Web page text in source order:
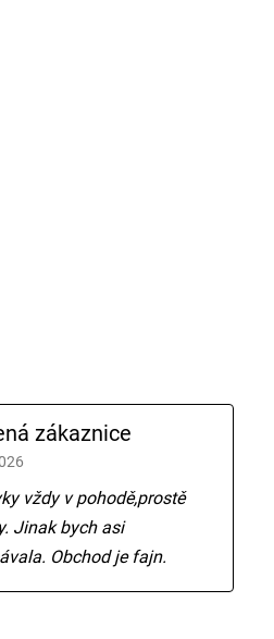
zákaznice
obchodu je 5 z 5 hvězdiček.
vždy v pohodě,prostě
Jinak bych asi
Obchod je fajn.